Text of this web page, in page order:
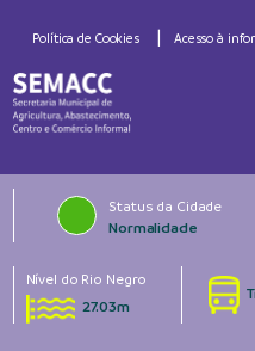
Política de Cookies Acesso à
Status da Cidade
Normalidade
Nível do Rio Negro
27.03m